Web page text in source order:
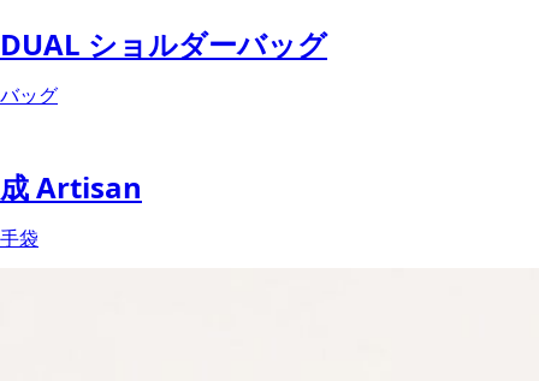
DUAL ショルダーバッグ
バッグ
成 Artisan
手袋